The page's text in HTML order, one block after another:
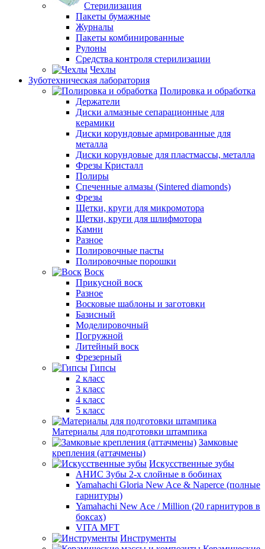
Стерилизация
Пакеты бумажные
Журналы
Пакеты комбинированные
Рулоны
Средства контроля стерилизации
Чехлы
Зуботехническая лаборатория
Полировка и обработка
Держатели
Диски алмазные сепарационные для
керамики
Диски корундовые армированные для
металла
Диски корундовые для пластмассы, металла
Фрезы Кристалл
Полиры
Спеченные алмазы (Sintered diamonds)
Фрезы
Щетки, круги для микромотора
Щетки, круги для шлифмотора
Камни
Разное
Полировочные пасты
Полировочные порошки
Воск
Прикусной воск
Разное
Восковые шаблоны и заготовки
Базисный
Моделировочный
Погружной
Литейный воск
Фрезерный
Гипсы
2 класс
3 класс
4 класс
5 класс
Материалы для подготовки штампика
Замковые
крепления (аттачмены)
Искусственные зубы
АНИС Зубы 2-х слойные в бобинах
Yamahachi Gloria New Ace & Naperce (полные
гарнитуры)
Yamahachi New Ace / Million (20 гарнитуров в
боксах)
VITA MFT
Инструменты